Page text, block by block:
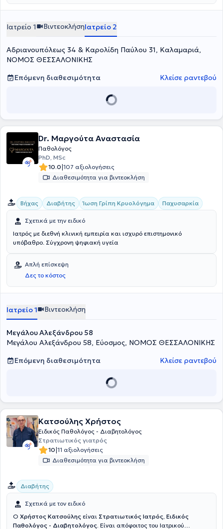
Προπαιδευτική Παθολογική Κλινική του Νοσοκομείου Ιπποκράτειο
2006.
Ιατρείο 1 ΒιντεοκλήσηΙατρείο 2
Αδριανουπόλεως 34 & Καρολίδη Παύλου 31, Καλαμαριά,
ΝΟΜΟΣ ΘΕΣΣΑΛΟΝΙΚΗΣ
Επόμενη διαθεσιμότητα
Κλείσε ραντεβού
Dr. Μαργούτα Αναστασία
Παθολόγος
PhD, MSc
10.0|107 αξιολογήσεις
Διαθεσιμότητα για βιντεοκλήση
Βήχας Διαβήτης Ίωση Γρίπη Κρυολόγημα Παχυσαρκία
Σχετικά με την ειδικό
Ιατρός με διεθνή κλινική εμπειρία και ισχυρό επιστημονικό
υπόβαθρο. Σύγχρονη ψηφιακή υγεία
Απλή επίσκεψη
Δες το κόστος
Ιατρείο 1 Βιντεοκλήση
Μεγάλου Αλεξάνδρου 58
Μεγάλου Αλεξάνδρου 58, Εύοσμος, ΝΟΜΟΣ ΘΕΣΣΑΛΟΝΙΚΗΣ
Επόμενη διαθεσιμότητα
Κλείσε ραντεβού
Κατσούλης Χρήστος
Ειδικός Παθολόγος - Διαβητολόγος
Στρατιωτικός γιατρός
10|11 αξιολογήσεις
Διαθεσιμότητα για βιντεοκλήση
Διαβήτης
Σχετικά με τον ειδικό
Ο Χρήστος Κατσούλης είναι Στρατιωτικός Ιατρός, Ειδικός
Παθολόγος - Διαβητολόγος. Είναι απόφοιτος του Ιατρικού